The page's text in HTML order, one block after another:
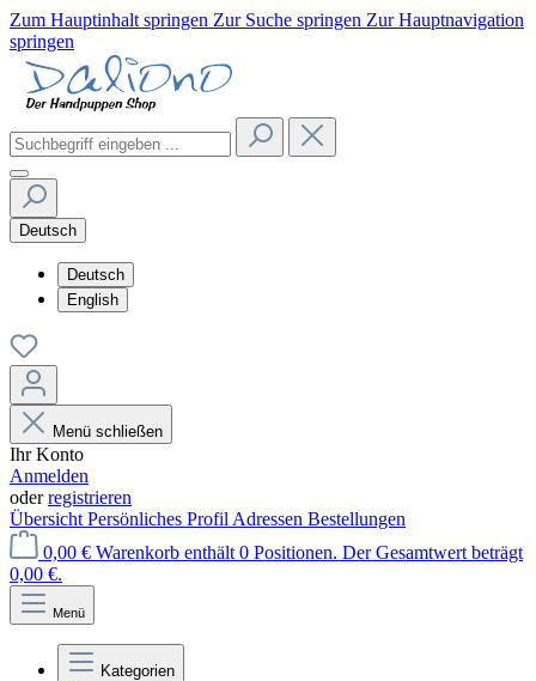
Zum Hauptinhalt springen Zur Suche springen Zur Hauptnavigation
springen
Deutsch
Deutsch
English
Menü schließen
Ihr Konto
Anmelden
oderregistrieren
Übersicht Persönliches Profil Adressen Bestellungen
0,00 € Warenkorb enthält 0 Positionen. Der Gesamtwert beträgt
0,00 €.
Menü
Kategorien